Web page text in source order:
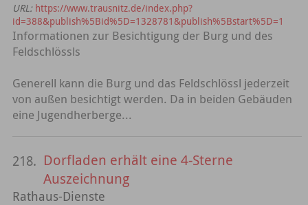
URL: https://www.trausnitz.de/index.php?
id=388&publish%5Bid%5D=1328781&publish%5Bstart%5D=1
Informationen zur Besichtigung der Burg und des
Feldschlössls
Generell kann die Burg und das Feldschlössl jederzeit
von außen besichtigt werden. Da in beiden Gebäuden
eine Jugendherberge...
218. Dorfladen erhält eine 4-Sterne
Auszeichnung
Rathaus-Dienste